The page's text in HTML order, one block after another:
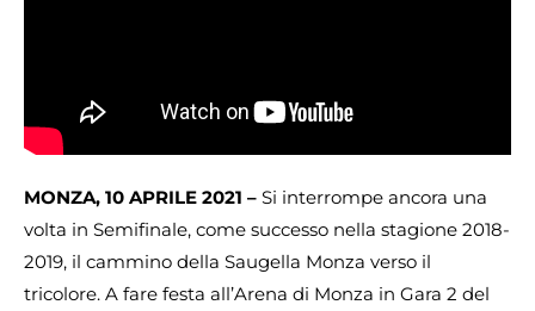
MONZA, 10 APRILE 2021 – Si interrompe ancora una
volta in Semifinale, come successo nella stagione 2018-
2019, il cammino della Saugella Monza verso il
tricolore. A fare festa all’Arena di Monza in Gara 2 del